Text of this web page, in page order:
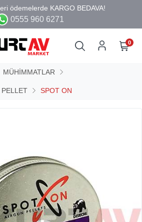
0555 960 6271
0
MÜHİMMATLAR
PELLET SPOT ON